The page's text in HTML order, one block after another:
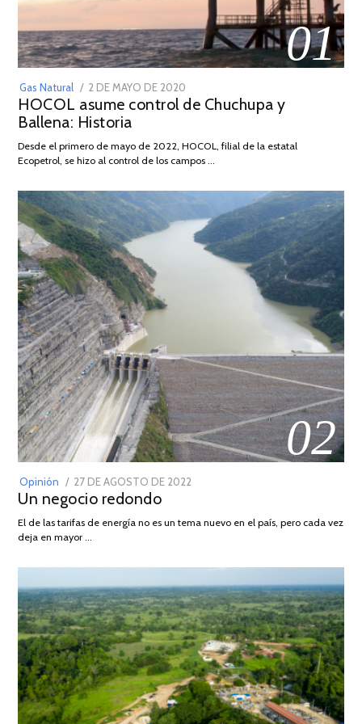
01
Gas Natural
POSTED
ON
2 DE MAYO DE 2020
DE
2026
HOCOL asume control de Chuchupa y
Ballena: Historia
Desde el primero de mayo de 2022, HOCOL, filial de la estatal
Ecopetrol, se hizo al control de los campos …
02
Opinión
POSTED
ON
27 DE AGOSTO DE 2022
DE
Un negocio redondo
El de las tarifas de energía no es un tema nuevo en el país, pero cada vez
deja en mayor …